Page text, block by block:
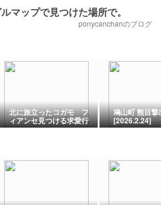
マップで見つけた場所で。
ponycanchanのブログ
北に旅立ったコガモ フ
ィアンセ見つける求愛行
動
鳩山町 熊目撃
[2026.2.24]